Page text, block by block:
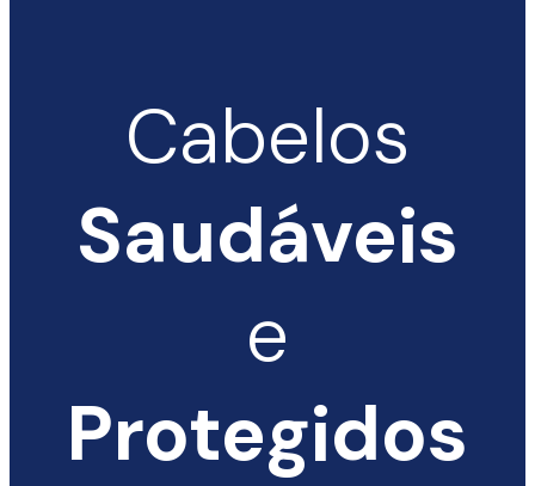
Cabelos
Saudáveis
e
Protegidos